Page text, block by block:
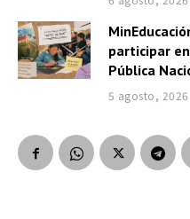
participar
Pública
5 agosto, 2026